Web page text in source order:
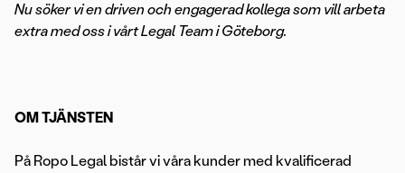
Nu söker vi en driven och engagerad kollega som vill arbeta
extra med oss i vårt Legal Team i Göteborg.
OM TJÄNSTEN
På Ropo Legal bistår vi våra kunder med kvalificerad